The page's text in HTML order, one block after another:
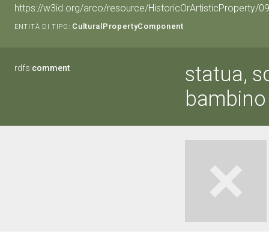
https://w3id.org/arco/resource/HistoricOrArtisticProperty/
ENTITÀ DI TIPO: CulturalPropertyComponent
rdfs:comment
statua,
bambino